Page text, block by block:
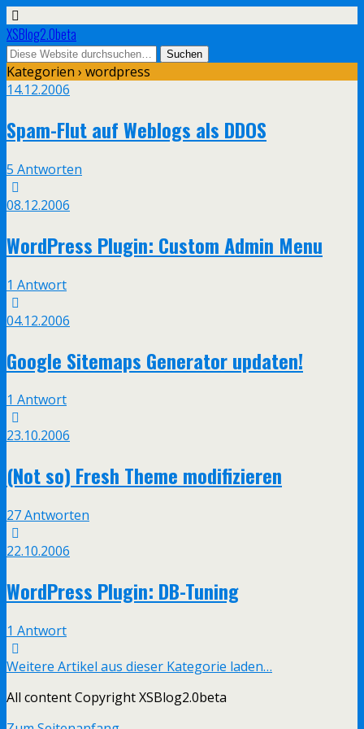
XSBlog2.0beta
Kategorien › wordpress
14.12.2006
Spam-Flut auf Weblogs als DDOS
5 Antworten
08.12.2006
WordPress Plugin: Custom Admin Menu
1 Antwort
04.12.2006
Google Sitemaps Generator updaten!
1 Antwort
23.10.2006
(Not so) Fresh Theme modifizieren
27 Antworten
22.10.2006
WordPress Plugin: DB-Tuning
1 Antwort
Weitere Artikel aus dieser Kategorie laden…
All content Copyright XSBlog2.0beta